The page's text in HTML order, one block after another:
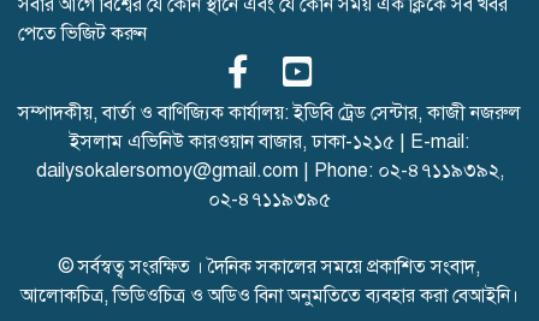
দরকষাকষি করে ঘুষ নেন স্টেশন
বন মামলার নথি বদল
ত্রাণের টিন সরবরাহে অনিয়ম!
সবার আগে বিশ্বের যে কোন স্থানে এবং যে কোন সময় এক ক্লিকে সব খবর
পেতে ভিজিট করুন
সম্পাদকীয়, বার্তা ও বাণিজ্যিক কার্যালয়: ইডিবি ট্রেড সেন্টার, কাজী নজরুল
ইসলাম এভিনিউ কারওয়ান বাজার, ঢাকা-১২১৫ | E-mail:
dailysokalersomoy@gmail.com | Phone: ০২-৪৭১১৯৩৯২,
০২-৪৭১১৯৩৯৫
© সর্বস্বত্ব সংরক্ষিত । দৈনিক সকালের সময়ে প্রকাশিত সংবাদ,
আলোকচিত্র, ভিডিওচিত্র ও অডিও বিনা অনুমতিতে ব্যবহার করা বেআইনি।